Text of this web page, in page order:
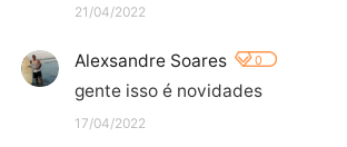
21/04/2022
Alexsandre Soares 0
gente isso é novidades
17/04/2022